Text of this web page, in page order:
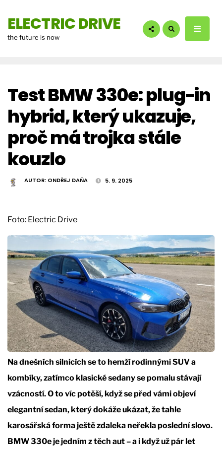
ELECTRIC DRIVE
the future is now
Test BMW 330e: plug-in
hybrid, který ukazuje,
proč má trojka stále
kouzlo
AUTOR: ONDŘEJ DAŇA 5. 9. 2025
Foto: Electric Drive
Na dnešních silnicích se to hemží rodinnými SUV a
kombíky, zatímco klasické sedany se pomalu stávají
vzácností. O to víc potěší, když se před vámi objeví
elegantní sedan, který dokáže ukázat, že tahle
karosářská forma ještě zdaleka neřekla poslední slovo.
BMW 330e je jedním z těch aut – a i když už pár let